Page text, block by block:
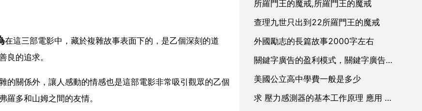
在這三部電影中，藏於複雜故事表面下的，是乙個深刻的道
良的追求。
的關係外，讓人感動的情感也是這部電影非常吸引觀眾的乙個
羅多和山姆之間的友情。
所羅門王的魔戒,所羅門王的魔戒
查理九世只出到22所羅門王的魔戒
外國勵志的長篇故事2000字左右
關鍵字廣告的盈利模式，關鍵字廣告廣告
美國公立高中學費一般是多少
求 壓力感測器的基本工作原理 應用 和設計 方面的資料